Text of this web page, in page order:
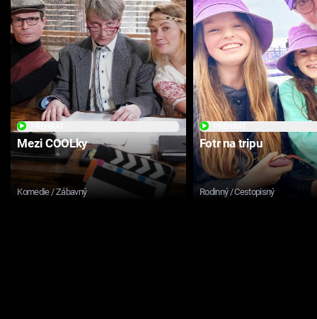
Mezi COOLky
Komedie / Zábavný
Fotr na tripu
Rodinný / Cestopisný